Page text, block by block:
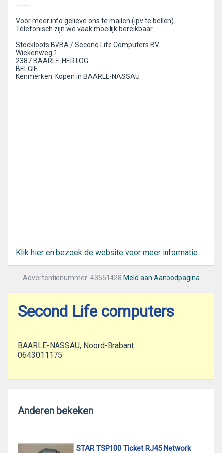
------
Voor meer info gelieve ons te mailen (ipv te bellen).
Telefonisch zijn we vaak moeilijk bereikbaar.
Stockloots BVBA / Second Life Computers BV
Wiekenweg 1
2387 BAARLE-HERTOG
BELGIË
Kenmerken: Kopen in BAARLE-NASSAU
Klik hier en bezoek de website voor meer informatie
Advertentienummer: 43551428 Meld aan Aanbodpagina
Second Life computers
BAARLE-NASSAU, Noord-Brabant
0643011175
Anderen bekeken
STAR TSP100 Ticket RJ45 Network